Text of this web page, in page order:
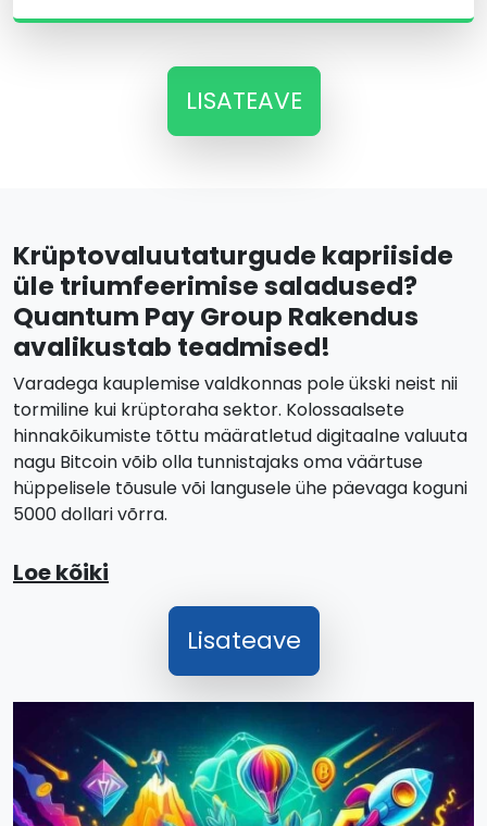
LISATEAVE
Krüptovaluutaturgude kapriiside
üle triumfeerimise saladused?
Quantum Pay Group Rakendus
avalikustab teadmised!
Varadega kauplemise valdkonnas pole ükski neist nii
tormiline kui krüptoraha sektor. Kolossaalsete
hinnakõikumiste tõttu määratletud digitaalne valuuta
nagu Bitcoin võib olla tunnistajaks oma väärtuse
hüppelisele tõusule või langusele ühe päevaga koguni
5000 dollari võrra.
Loe kõiki
Lisateave